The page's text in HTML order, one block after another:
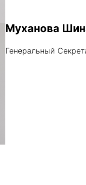
Муханова
Генеральный